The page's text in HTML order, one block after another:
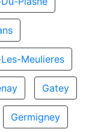
Meulieres
Gatey
Germigney